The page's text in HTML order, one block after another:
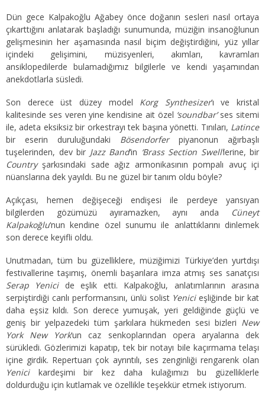
Dün gece Kalpakoğlu Ağabey önce doğanın sesleri nasıl ortaya
çıkarttığını anlatarak başladığı sunumunda, müziğin insanoğlunun
gelişmesinin her aşamasında nasıl biçim değiştirdiğini, yüz yıllar
içindeki gelişimini, müzisyenleri, akımları, kavramları
ansiklopedilerde bulamadığımız bilgilerle ve kendi yaşamından
anekdotlarla süsledi.
Son derece üst düzey model Korg Synthesizer‘ı ve kristal
kalitesinde ses veren yine kendisine ait özel ‘soundbar’ses sitemi
ile, adeta eksiksiz bir orkestrayı tek başına yönetti. Tınıları, Latince
bir eserin duruluğundaki Bösendorferpiyanonun ağırbaşlı
tuşelerinden, dev bir Jazz Band‘in ‘Brass Section Swell’lerine, bir
Countryşarkısındaki sade ağız armonikasının pompalı avuç içi
nüanslarına dek yayıldı. Bu ne güzel bir tanım oldu böyle?
Açıkçası, hemen değişeceği endişesi ile perdeye yansıyan
bilgilerden gözümüzü ayıramazken, aynı anda
Cüneyt
Kalpakoğlu‘nun kendine özel sunumu ile anlattıklarını dinlemek
son derece keyifli oldu.
Unutmadan, tüm bu güzelliklere, müziğimizi Türkiye’den yurtdışı
festivallerine taşımış, önemli başarılara imza atmış ses sanatçısı
Serap Yenici de eşlik etti. Kalpakoğlu, anlatımlarının arasına
serpiştirdiği canlı performansını, ünlü solist Yenicieşliğinde bir kat
daha eşsiz kıldı. Son derece yumuşak, yeri geldiğinde güçlü ve
geniş bir yelpazedeki tüm şarkılara hükmeden sesi bizleri New
York New York‘un caz senkoplarından opera aryalarına dek
sürükledi. Gözlerimizi kapatıp, tek bir notayı bile kaçırmama telaşı
içine girdik. Repertuarı çok ayrıntılı, ses zenginliği rengarenk olan
Yenicikardeşimi bir kez daha kulağımızı bu güzelliklerle
doldurduğu için kutlamak ve özellikle teşekkür etmek istiyorum.